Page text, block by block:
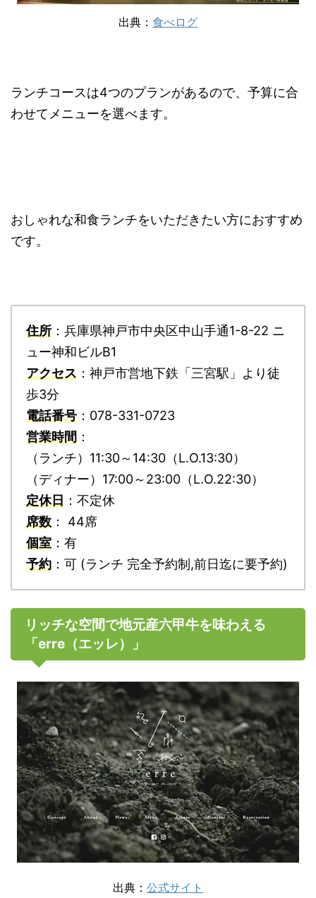
出典： 食べログ
ランチコースは4つのプランがあるので、予算に合
わせてメニューを選べます。
おしゃれな和食ランチをいただきたい方におすすめ
です。
住所 ：兵庫県神戸市中央区中山手通1-8-22 ニ
ュー神和ビルB1
アクセス ：神戸市営地下鉄「三宮駅」より徒
歩3分
電話番号 ：078-331-0723
営業時間 ：
（ランチ）11:30～14:30（L.O.13:30）
（ディナー）17:00～23:00（L.O.22:30）
定休日 ：不定休
席数 ： 44席
個室 ：有
予約 ：可 (ランチ 完全予約制,前日迄に要予約)
リッチな空間で地元産六甲牛を味わえる
「erre（エッレ）」
出典： 公式サイト